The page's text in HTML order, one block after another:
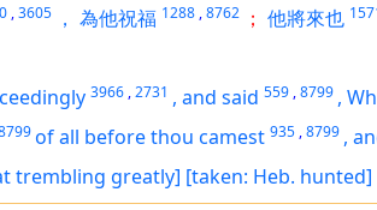
,3605 ， 為他祝福 1288 ,8762 ； 他將來也
3966 ,2731 , and said 559 ,8799 ,
of all before thou camest 935 ,8799 ,
trembling greatly] [taken: Heb. hunted]